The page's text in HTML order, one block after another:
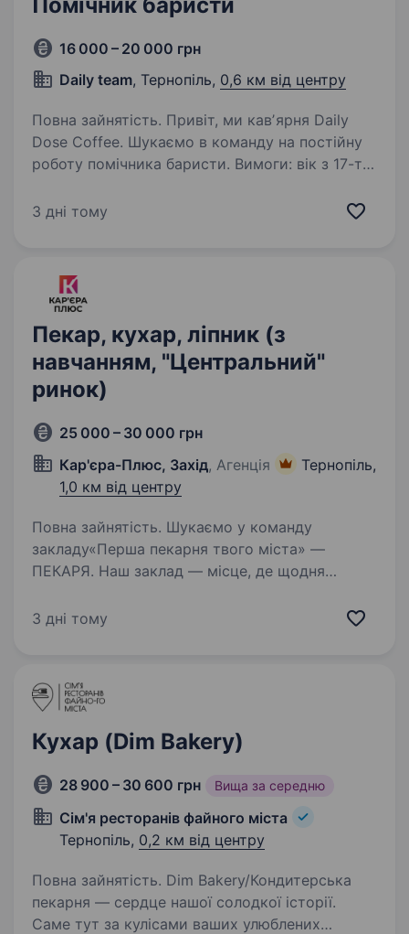
16 000 – 20 000 грн
Daily team, Тернопіль, 0,6 км від центру
Повна зайнятість. Привіт, ми кавʼярня Daily
Dose Coffee. Шукаємо в команду на постійну
роботу помічника баристи. Вимоги: вік з 17-ти
розглядаємо і без досвіду хлопця або дівчину.
3 дні тому
Пекар, кухар, ліпник (з
навчанням, "Центральний"
ринок)
25 000 – 30 000 грн
Кар'єра-Плюс, Захід, Агенція
Тернопіль,
1,0 км від центру
Повна зайнятість. Шукаємо у команду
закладу«Перша пекарня твого міста» —
ПЕКАРЯ. Наш заклад — місце, де щодня
виріб створюється з теплом і турботою.
3 дні тому
Кухар (Dim Bakery)
28 900 – 30 600 грн Вища за середню
Сім'я ресторанів файного міста
Тернопіль, 0,2 км від центру
Повна зайнятість. Dim Bakery/Кондитерська
пекарня — сердце нашої солодкої історії.
Саме тут за кулісами ваших улюблених